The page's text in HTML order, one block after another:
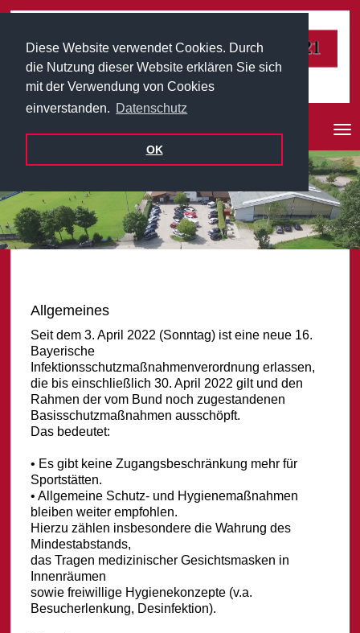
Diese Website verwendet Cookies. Durch
die Nutzung dieser Website erklären Sie sich
mit der Verwendung von Cookies
einverstanden. Datenschutz
OK
Allgemeines
Seit dem 3. April 2022 (Sonntag) ist eine neue 16.
Bayerische
Infektionsschutzmaßnahmenverordnung erlassen,
die bis einschließlich 30. April 2022 gilt und den
Rahmen der vom Bund noch zugestandenen
Basisschutzmaßnahmen ausschöpft.
Das bedeutet:
• Es gibt keine Zugangsbeschränkung mehr für
Sportstätten.
• Allgemeine Schutz- und Hygienemaßnahmen
bleiben weiter empfohlen.
Hierzu zählen insbesondere die Wahrung des
Mindestabstands,
das Tragen medizinischer Gesichtsmasken in
Innenräumen
sowie freiwillige Hygienekonzepte (v.a.
Besucherlenkung, Desinfektion).